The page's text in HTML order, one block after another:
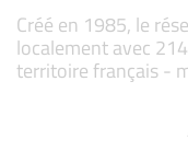
Créé en 1985, le
localement avec
territoire français -